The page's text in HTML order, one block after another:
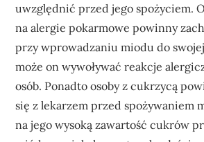
uwzględnić przed jego spożyciem.
na alergie pokarmowe powinny
przy wprowadzaniu miodu do
może on wywoływać reakcje
osób. Ponadto osoby z cukrzycą
się z lekarzem przed spożywaniem
na jego wysoką zawartość cukrów